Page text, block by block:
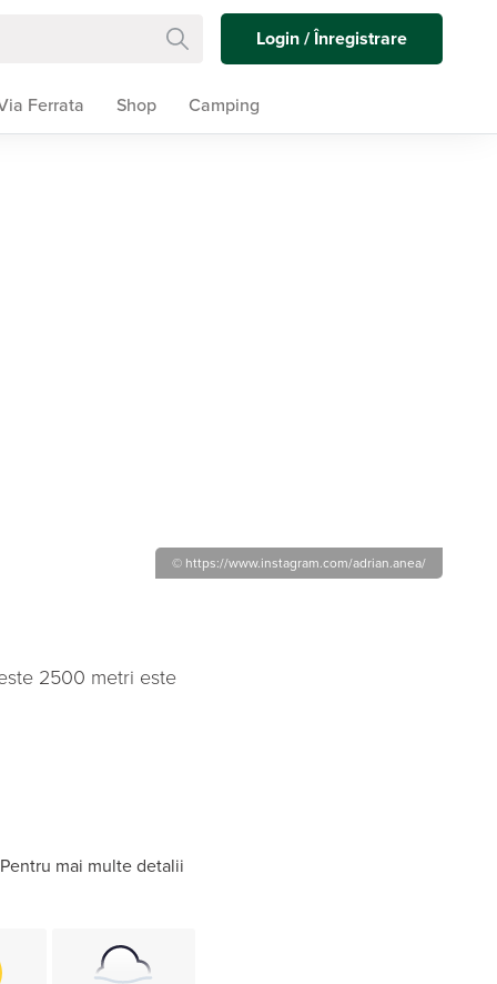
Login / Înregistrare
Ferrata Shop Camping
© https://www.instagram.com/adrian.anea/
2500 metri este
mai multe detalii